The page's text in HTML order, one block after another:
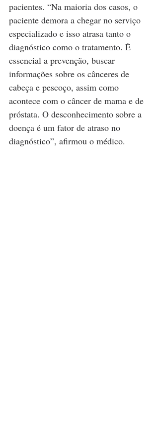
pacientes. “Na maioria dos casos, o
paciente demora a chegar no serviço
especializado e isso atrasa tanto o
diagnóstico como o tratamento. É
essencial a prevenção, buscar
informações sobre os cânceres de
cabeça e pescoço, assim como
acontece com o câncer de mama e de
próstata. O desconhecimento sobre a
doença é um fator de atraso no
diagnóstico”, afirmou o médico.